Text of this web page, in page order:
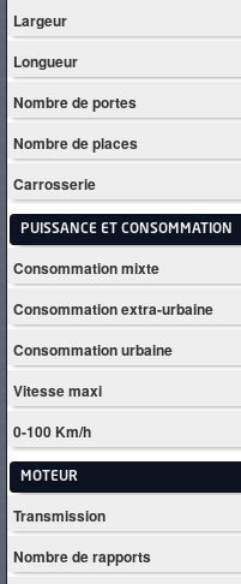
Largeur
Longueur
Nombre de portes
Nombre de places
Carrosserie
PUISSANCE ET CONSOMMATION
Consommation mixte
Consommation extra-urbaine
Consommation urbaine
Vitesse maxi
0-100 Km/h
MOTEUR
Transmission
Nombre de rapports